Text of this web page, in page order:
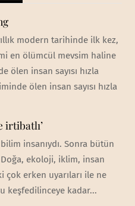
modern tarihinde ilk kez,
en ölümcül mevsim haline
ölen insan sayısı hızla
ölen insan sayısı hızla
irtibatlı’
insanıydı. Sonra bütün
ekoloji, iklim, insan
çok erken uyarıları ile ne
keşfedilinceye kadar...